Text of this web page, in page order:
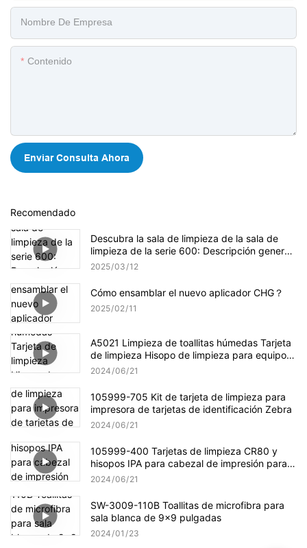
Nombre De Empresa
Contenido
Enviar Consulta Ahora
Recomendado
Descubra la sala de limpieza de la sala de
limpieza de la serie 600: Descripción general
del producto Ultimate
2025 03 12
Cómo ensamblar el nuevo aplicador CHG？
2025 02 11
A5021 Limpieza de toallitas húmedas Tarjeta
de limpieza Hisopo de limpieza para equipos
de limpieza Evolis
2024 06 21
105999-705 Kit de tarjeta de limpieza para
impresora de tarjetas de identificación Zebra
2024 06 21
105999-400 Tarjetas de limpieza CR80 y
hisopos IPA para cabezal de impresión para
impresoras de tarjetas Zebra P100i
2024 06 21
SW-3009-110B Toallitas de microfibra para
sala blanca de 9x9 pulgadas
2024 01 23